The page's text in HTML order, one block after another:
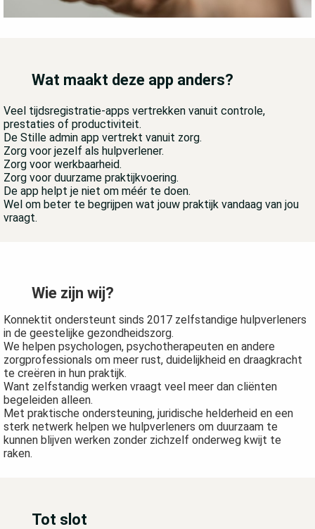
Wat maakt deze app anders?
Veel tijdsregistratie-apps vertrekken vanuit controle,
prestaties of productiviteit.
De Stille admin app vertrekt vanuit zorg.
Zorg voor jezelf als hulpverlener.
Zorg voor werkbaarheid.
Zorg voor duurzame praktijkvoering.
De app helpt je niet om méér te doen.
Wel om beter te begrijpen wat jouw praktijk vandaag van jou
vraagt.
Wie zijn wij?
Konnektit ondersteunt sinds 2017 zelfstandige hulpverleners
in de geestelijke gezondheidszorg.
We helpen psychologen, psychotherapeuten en andere
zorgprofessionals om meer rust, duidelijkheid en draagkracht
te creëren in hun praktijk.
Want zelfstandig werken vraagt veel meer dan cliënten
begeleiden alleen.
Met praktische ondersteuning, juridische helderheid en een
sterk netwerk helpen we hulpverleners om duurzaam te
kunnen blijven werken zonder zichzelf onderweg kwijt te
raken.
Tot slot